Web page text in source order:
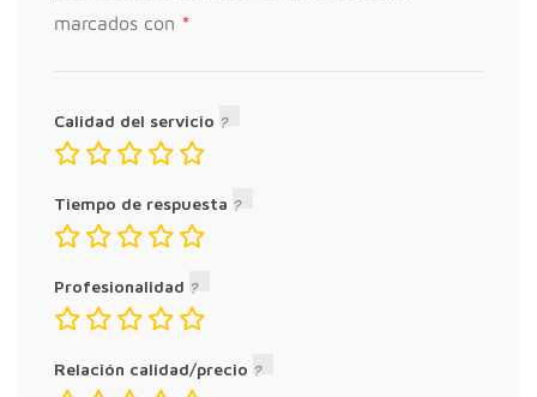
marcados con *
Calidad del servicio
Tiempo de respuesta
Profesionalidad
Relación calidad/precio